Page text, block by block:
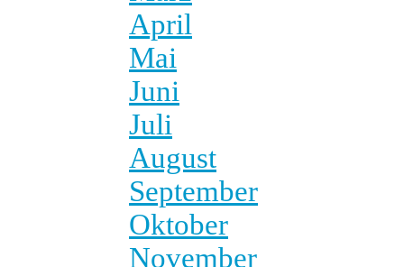
April
Mai
Juni
Juli
August
September
Oktober
November